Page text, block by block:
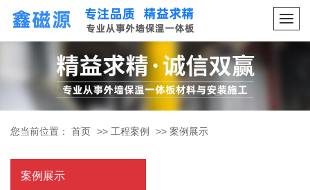
您当前位置： 首页 >> 工程案例 >> 案例展示
案例展示